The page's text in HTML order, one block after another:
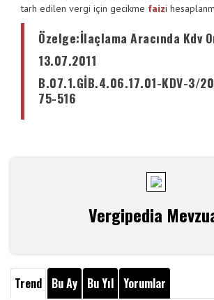
tarh edilen vergi için gecikme faizi
Özelge:İlaçlama Aracında Kdv
13.07.2011
B.07.1.GİB.4.06.17.01-KDV-3/
75-516
Vergipedia
Trend Bu Ay Bu Yıl Yorumlar